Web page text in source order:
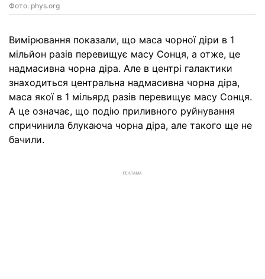
Фото: phys.org
Вимірювання показали, що маса чорної діри в 1
мільйон разів перевищує масу Сонця, а отже, це
надмасивна чорна діра. Але в центрі галактики
знаходиться центральна надмасивна чорна діра,
маса якої в 1 мільярд разів перевищує масу Сонця.
А це означає, що подію приливного руйнування
спричинила блукаюча чорна діра, але такого ще не
бачили.
РЕКЛАМА